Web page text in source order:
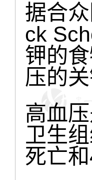
据合
ck
钾的
压的关
高血
卫生
死亡